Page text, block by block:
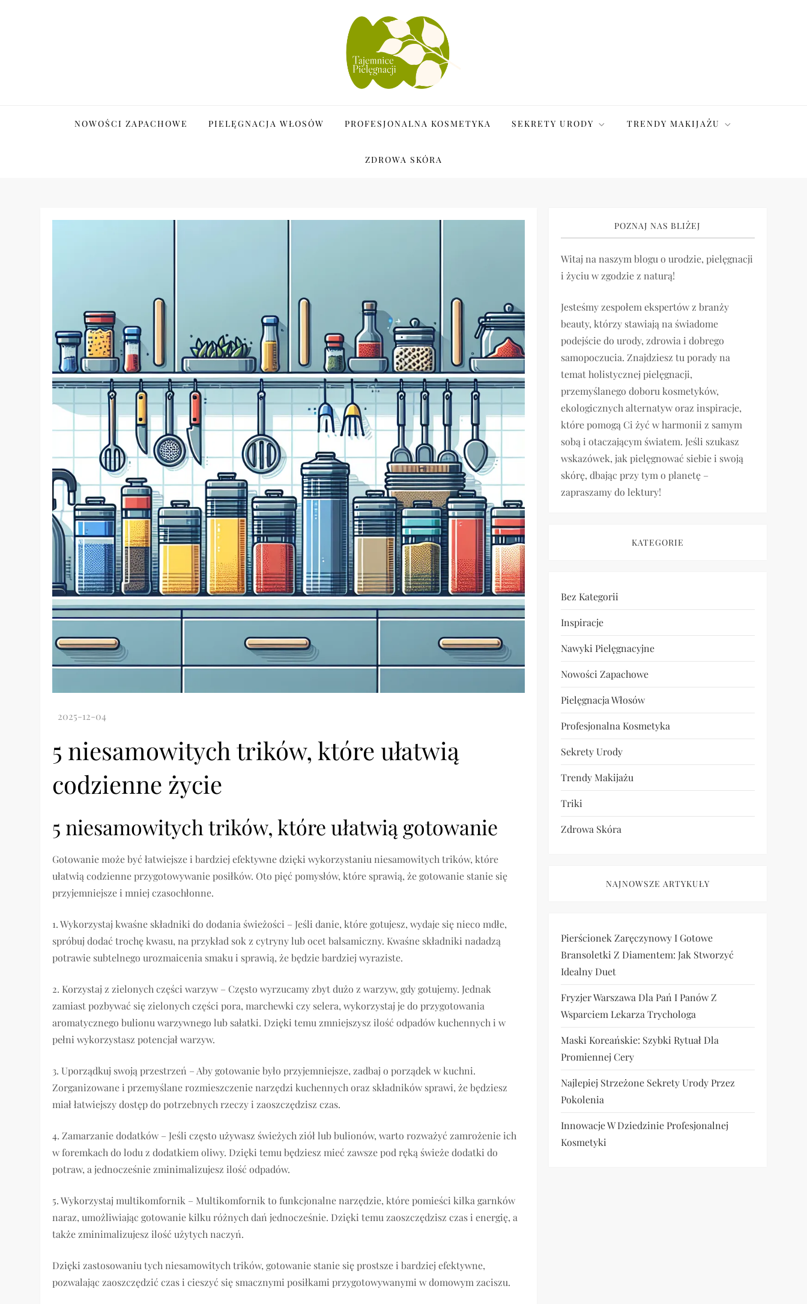
NOWOŚCI ZAPACHOWE PIELĘGNACJA WŁOSÓW PROFESJONALNA KOSMETYKA SEKRETY URODY TRENDY MAKIJAŻU
ZDROWA SKÓRA
5 niesamowitych trików, które ułatwią
codzienne życie
5 niesamowitych trików, które ułatwią gotowanie
Gotowanie może być łatwiejsze i bardziej efektywne dzięki wykorzystaniu niesamowitych trików, które
ułatwią codzienne przygotowywanie posiłków. Oto pięć pomysłów, które sprawią, że gotowanie stanie się
przyjemniejsze i mniej czasochłonne.
1. Wykorzystaj kwaśne składniki do dodania świeżości – Jeśli danie, które gotujesz, wydaje się nieco mdłe,
spróbuj dodać trochę kwasu, na przykład sok z cytryny lub ocet balsamiczny. Kwaśne składniki nadadzą
potrawie subtelnego urozmaicenia smaku i sprawią, że będzie bardziej wyraziste.
2. Korzystaj z zielonych części warzyw – Często wyrzucamy zbyt dużo z warzyw, gdy gotujemy. Jednak
zamiast pozbywać się zielonych części pora, marchewki czy selera, wykorzystaj je do przygotowania
aromatycznego bulionu warzywnego lub sałatki. Dzięki temu zmniejszysz ilość odpadów kuchennych i w
pełni wykorzystasz potencjał warzyw.
3. Uporządkuj swoją przestrzeń – Aby gotowanie było przyjemniejsze, zadbaj o porządek w kuchni.
Zorganizowane i przemyślane rozmieszczenie narzędzi kuchennych oraz składników sprawi, że będziesz
miał łatwiejszy dostęp do potrzebnych rzeczy i zaoszczędzisz czas.
4. Zamarzanie dodatków – Jeśli często używasz świeżych ziół lub bulionów, warto rozważyć zamrożenie ich
w foremkach do lodu z dodatkiem oliwy. Dzięki temu będziesz mieć zawsze pod ręką świeże dodatki do
potraw, a jednocześnie zminimalizujesz ilość odpadów.
5. Wykorzystaj multikomfornik – Multikomfornik to funkcjonalne narzędzie, które pomieści kilka garnków
naraz, umożliwiając gotowanie kilku różnych dań jednocześnie. Dzięki temu zaoszczędzisz czas i energię, a
także zminimalizujesz ilość użytych naczyń.
Dzięki zastosowaniu tych niesamowitych trików, gotowanie stanie się prostsze i bardziej efektywne,
pozwalając zaoszczędzić czas i cieszyć się smacznymi posiłkami przygotowywanymi w domowym zaciszu.
POZNAJ NAS BLIŻEJ
Witaj na naszym blogu o urodzie, pielęgnacji
i życiu w zgodzie z naturą!
Jesteśmy zespołem ekspertów z branży
beauty, którzy stawiają na świadome
podejście do urody, zdrowia i dobrego
samopoczucia. Znajdziesz tu porady na
temat holistycznej pielęgnacji,
przemyślanego doboru kosmetyków,
ekologicznych alternatyw oraz inspiracje,
które pomogą Ci żyć w harmonii z samym
sobą i otaczającym światem. Jeśli szukasz
wskazówek, jak pielęgnować siebie i swoją
skórę, dbając przy tym o planetę –
zapraszamy do lektury!
KATEGORIE
Bez Kategorii
Inspiracje
Nawyki Pielęgnacyjne
Nowości Zapachowe
Pielęgnacja Włosów
Profesjonalna Kosmetyka
Sekrety Urody
Trendy Makijażu
Triki
Zdrowa Skóra
NAJNOWSZE ARTYKUŁY
Pierścionek Zaręczynowy I Gotowe
Bransoletki Z Diamentem: Jak Stworzyć
Idealny Duet
Fryzjer Warszawa Dla Pań I Panów Z
Wsparciem Lekarza Trychologa
Maski Koreańskie: Szybki Rytuał Dla
Promiennej Cery
Najlepiej Strzeżone Sekrety Urody Przez
Pokolenia
Innowacje W Dziedzinie Profesjonalnej
Kosmetyki